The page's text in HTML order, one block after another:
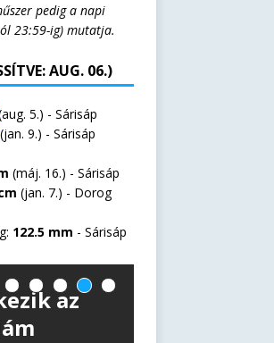
pedig a napi
23:59-ig) mutatja.
AUG. 06.)
5.) - Sárisáp
9.) - Sárisáp
(máj. 16.) - Sárisáp
(jan. 7.) - Dorog
122.5 mm - Sárisáp
az